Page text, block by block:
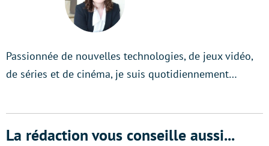
Passionnée de nouvelles technologies, de jeux vidéo,
de séries et de cinéma, je suis quotidiennement…
La rédaction vous conseille aussi...